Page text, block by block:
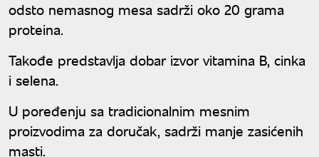
odsto nemasnog mesa sadrži oko 20 grama
proteina.
Takođe predstavlja dobar izvor vitamina B, cinka
i selena.
U poređenju sa tradicionalnim mesnim
proizvodima za doručak, sadrži manje zasićenih
masti.